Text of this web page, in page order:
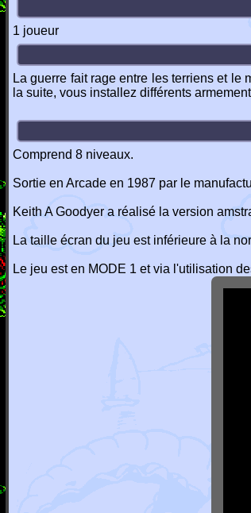
1 joueur
La guerre fait rage entre les terriens et
la suite, vous installez différents
Comprend 8 niveaux.
Sortie en Arcade en 1987 par le
Keith A Goodyer a réalisé la version
La taille écran du jeu est inférieure à la
Le jeu est en MODE 1 et via l'utilisation